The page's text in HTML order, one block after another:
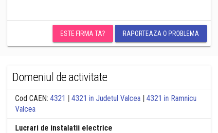
ESTE FIRMA TA? RAPORTEAZA O PROBLEMA
Domeniul de activitate
Cod CAEN: 4321 | 4321 in Judetul Valcea | 4321 in Ramnicu
Valcea
Lucrari de instalatii electrice